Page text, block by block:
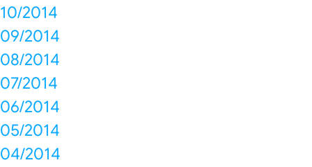
10/2014
09/2014
08/2014
07/2014
06/2014
05/2014
04/2014